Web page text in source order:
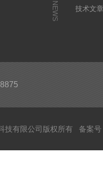
NEWS
技术文
技有限公司版权所有 备案号